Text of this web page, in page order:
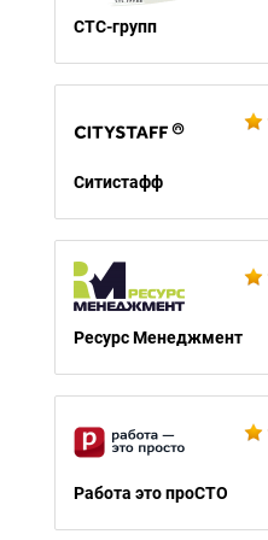
СТС-групп
Ситистафф
Ресурс Менеджмент
Работа это проСТО